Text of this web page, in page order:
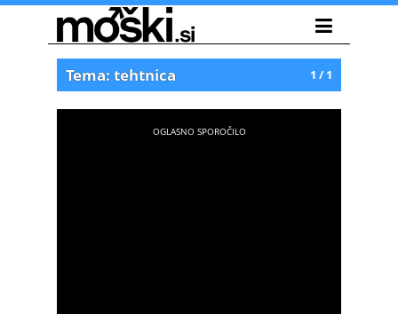
1 / 1
Tema: tehtnica